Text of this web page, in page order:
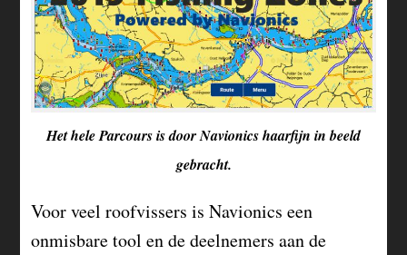
Het hele Parcours is door Navionics haarfijn in beeld
gebracht.
Voor veel roofvissers is Navionics een
onmisbare tool en de deelnemers aan de